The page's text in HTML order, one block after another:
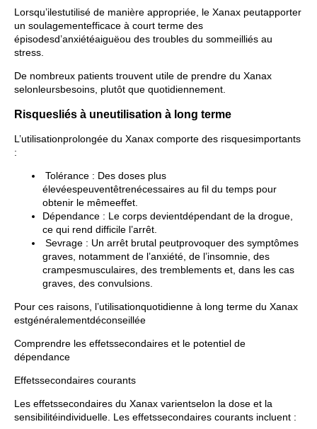
Lorsqu’ilestutilisé de manière appropriée, le Xanax peutapporter
un soulagementefficace à court terme des
épisodesd’anxiétéaiguëou des troubles du sommeilliés au
stress.
De nombreux patients trouvent utile de prendre du Xanax
selonleursbesoins, plutôt que quotidiennement.
Risquesliés à uneutilisation à long terme
L’utilisationprolongée du Xanax comporte des risquesimportants
:
Tolérance : Des doses plus
élevéespeuventêtrenécessaires au fil du temps pour
obtenir le mêmeeffet.
Dépendance : Le corps devientdépendant de la drogue,
ce qui rend difficile l’arrêt.
Sevrage : Un arrêt brutal peutprovoquer des symptômes
graves, notamment de l’anxiété, de l’insomnie, des
crampesmusculaires, des tremblements et, dans les cas
graves, des convulsions.
Pour ces raisons, l’utilisationquotidienne à long terme du Xanax
estgénéralementdéconseillée
Comprendre les effetssecondaires et le potentiel de
dépendance
Effetssecondaires courants
Les effetssecondaires du Xanax varientselon la dose et la
sensibilitéindividuelle. Les effetssecondaires courants incluent :